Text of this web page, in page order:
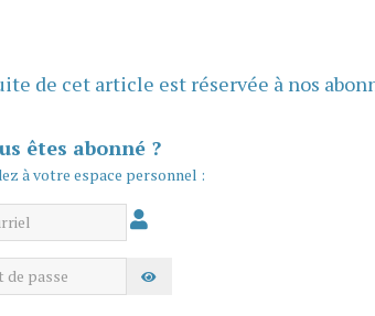
de cet article est réservée à nos
êtes abonné ?
à votre espace personnel :
de passe AFFICHER LE MOT DE PASSE